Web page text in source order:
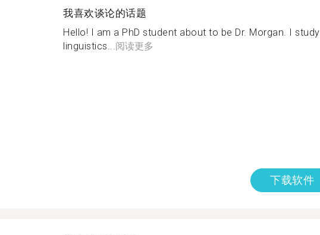
我喜欢谈论的话题
Hello! I am a PhD student about to be Dr. Morgan. I study
linguistics...阅读更多
下载软件